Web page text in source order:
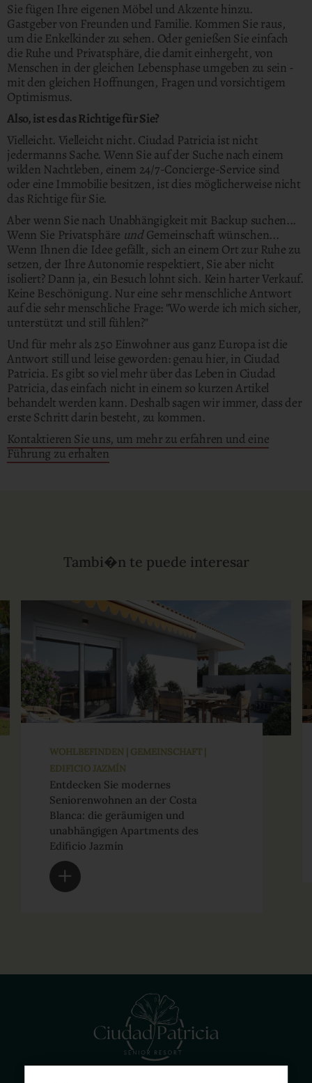
Sie fügen Ihre eigenen Möbel und Akzente hinzu.
Gastgeber von Freunden und Familie. Kommen Sie raus,
um die Enkelkinder zu sehen. Oder genießen Sie einfach
die Ruhe und Privatsphäre, die damit einhergeht, von
Menschen in der gleichen Lebensphase umgeben zu sein -
mit den gleichen Hoffnungen, Fragen und vorsichtigem
Optimismus.
Also, ist es das Richtige für Sie?
Vielleicht. Vielleicht nicht. Ciudad Patricia ist nicht
jedermanns Sache. Wenn Sie auf der Suche nach einem
wilden Nachtleben, einem 24/7-Concierge-Service sind
oder eine Immobilie besitzen, ist dies möglicherweise nicht
das Richtige für Sie.
Aber wenn Sie nach Unabhängigkeit mit Backup suchen...
Wenn Sie Privatsphäre undGemeinschaft wünschen...
Wenn Ihnen die Idee gefällt, sich an einem Ort zur Ruhe zu
setzen, der Ihre Autonomie respektiert, Sie aber nicht
isoliert? Dann ja, ein Besuch lohnt sich. Kein harter Verkauf.
Keine Beschönigung. Nur eine sehr menschliche Antwort
auf die sehr menschliche Frage: "Wo werde ich mich sicher,
unterstützt und still fühlen?"
Und für mehr als 250 Einwohner aus ganz Europa ist die
Antwort still und leise geworden: genau hier, in Ciudad
Patricia. Es gibt so viel mehr über das Leben in Ciudad
Patricia, das einfach nicht in einem so kurzen Artikel
behandelt werden kann. Deshalb sagen wir immer, dass der
erste Schritt darin besteht, zu kommen.
Kontaktieren Sie uns, um mehr zu erfahren und eine
Führung zu erhalten
Tambi�n te puede interesar
WOHLBEFINDEN | GEMEINSCHAFT |
EDIFICIO JAZMÍN
Entdecken Sie modernes
Seniorenwohnen an der Costa
Blanca: die geräumigen und
unabhängigen Apartments des
Edificio Jazmín